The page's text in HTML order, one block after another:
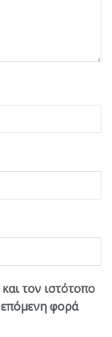
τον ιστότοπο
φορά